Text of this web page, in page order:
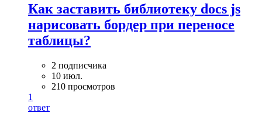
Как заставить библиотеку docs js
нарисовать бордер при переносе
таблицы?
2 подписчика
10 июл.
210 просмотров
1
ответ